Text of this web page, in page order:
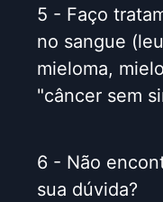
5 - Faço
no sangue
mieloma,
"câncer sem
6 - Não
sua dúvida?